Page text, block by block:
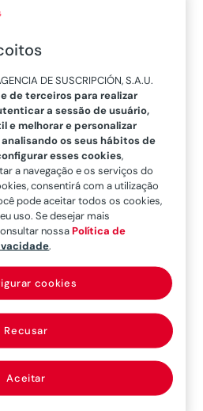
global, mas neste
explica Alejandro
da Associação Latino-
“Estamos vivendo
por duas grandes
uma é uma sorte de
como produto
levando a uma
além do bloco
globais que, embora já
está sendo
mais, e já estão sendo
de plantas”,
DE SUSCRIPCIÓN, S.A.U.
de terceiros para realizar
a sessão de usuário,
e melhorar e personalizar
os seus hábitos de
esses cookies,
a navegação e os serviços do
consentirá com a utilização
pode aceitar todos os cookies,
uso. Se desejar mais
nossaPolítica de
.
Recusar
Aceitar
cookies